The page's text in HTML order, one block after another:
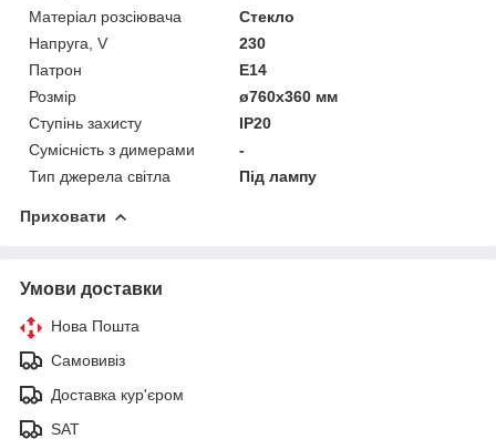
Матеріал розсіювача
Стекло
Напруга, V
230
Патрон
E14
Розмір
ø760х360 мм
Ступінь захисту
IP20
Сумісність з димерами
-
Тип джерела світла
Під лампу
Приховати
Умови доставки
Нова Пошта
Самовивіз
Доставка кур'єром
SAT